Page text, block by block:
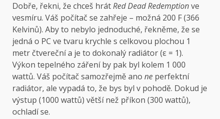
Dobře, řekni, že chceš hrátRed Dead Redemptionve
vesmíru. Váš počítač se zahřeje – možná 200 F (366
Kelvinů). Aby to nebylo jednoduché, řekněme, že se
jedná o PC ve tvaru krychle s celkovou plochou 1
metr čtvereční a je to dokonalý radiátor (ε = 1).
Výkon tepelného záření by pak byl kolem 1 000
wattů. Váš počítač samozřejmě ano ne perfektní
radiátor, ale vypadá to, že bys byl v pohodě. Dokud je
výstup (1000 wattů) větší než příkon (300 wattů),
ochladí se.